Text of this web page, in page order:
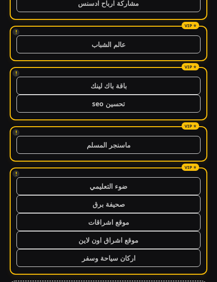
مشاركة ارباح ادسنس
!
عالم الشباب
!
باقة باك لينك
تحسين seo
!
ماسنجر المسلم
!
ضوء التعليمي
صحيفة برق
موقع اشراقات
موقع اشراق اون لاين
اركان سياحة وسفر